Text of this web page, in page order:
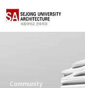
Community